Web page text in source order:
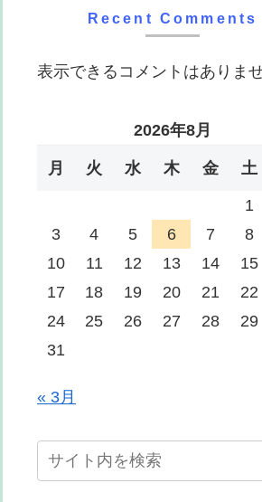
Recent Comments
表示できるコメントはありませ
2026年8月
月 火 水 木 金 土
1
3
4 5 6 7 8
10
11 12 13 14 15
17
18 19 20 21 22
24
25 26 27 28 29
31
« 3月